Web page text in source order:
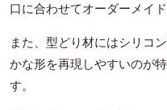
口に合わせてオーダーメイ
また、型どり材にはシリコ
かな形を再現しやすいのが
す。